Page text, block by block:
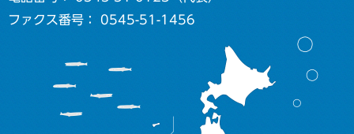
ファクス番号： 0545-51-1456